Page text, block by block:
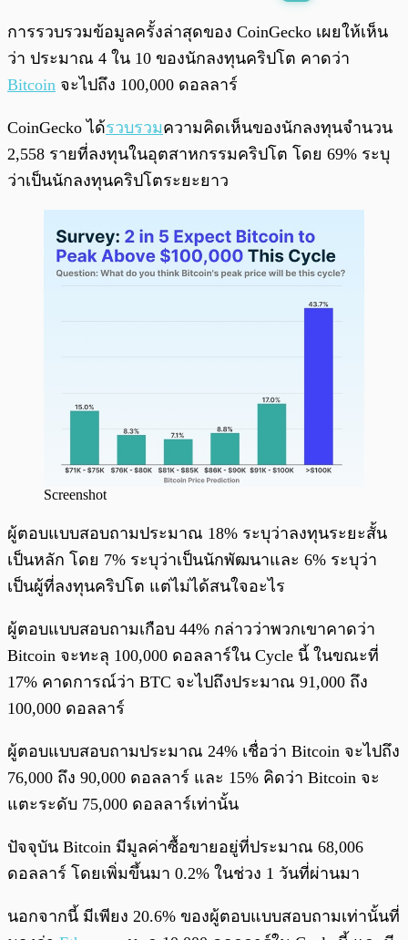
/0:00
การรวบรวมข้อมูลครั้งล่าสุดของ CoinGecko เผยให้เห็น
ว่า ประมาณ 4 ใน 10 ของนักลงทุนคริปโต คาดว่า
Bitcoin จะไปถึง 100,000 ดอลลาร์
CoinGecko ได้รวบรวมความคิดเห็นของนักลงทุนจำนวน
2,558 รายที่ลงทุนในอุตสาหกรรมคริปโต โดย 69% ระบุ
ว่าเป็นนักลงทุนคริปโตระยะยาว
Screenshot
ผู้ตอบแบบสอบถามประมาณ 18% ระบุว่าลงทุนระยะสั้น
เป็นหลัก โดย 7% ระบุว่าเป็นนักพัฒนาและ 6% ระบุว่า
เป็นผู้ที่ลงทุนคริปโต แต่ไม่ได้สนใจอะไร
ผู้ตอบแบบสอบถามเกือบ 44% กล่าวว่าพวกเขาคาดว่า
Bitcoin จะทะลุ 100,000 ดอลลาร์ใน Cycle นี้ ในขณะที่
17% คาดการณ์ว่า BTC จะไปถึงประมาณ 91,000 ถึง
100,000 ดอลลาร์
ผู้ตอบแบบสอบถามประมาณ 24% เชื่อว่า Bitcoin จะไปถึง
76,000 ถึง 90,000 ดอลลาร์ และ 15% คิดว่า Bitcoin จะ
แตะระดับ 75,000 ดอลลาร์เท่านั้น
ปัจจุบัน Bitcoin มีมูลค่าซื้อขายอยู่ที่ประมาณ 68,006
ดอลลาร์ โดยเพิ่มขึ้นมา 0.2% ในช่วง 1 วันที่ผ่านมา
นอกจากนี้ มีเพียง 20.6% ของผู้ตอบแบบสอบถามเท่านั้นที่